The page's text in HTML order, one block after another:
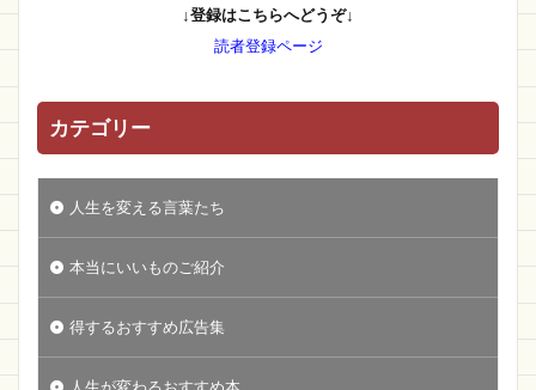
↓登録はこちらへどうぞ↓
読者登録ページ
カテゴリー
人生を変える言葉たち
本当にいいものご紹介
得するおすすめ広告集